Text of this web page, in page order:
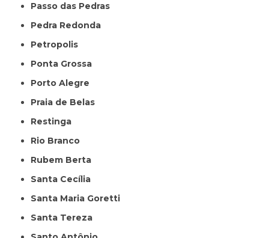
Passo das Pedras
Pedra Redonda
Petropolis
Ponta Grossa
Porto Alegre
Praia de Belas
Restinga
Rio Branco
Rubem Berta
Santa Cecília
Santa Maria Goretti
Santa Tereza